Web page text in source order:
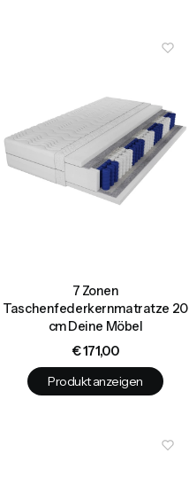
7 Zonen
Taschenfederkernmatratze 20
cm Deine Möbel
Preis
€ 171,00
Produkt anzeigen